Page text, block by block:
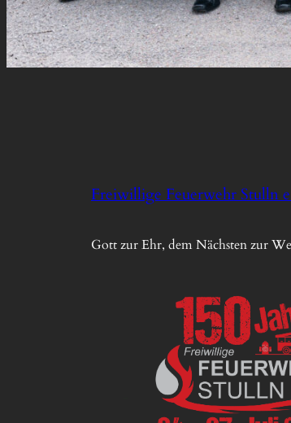
Freiwillige Feuerwehr Stulln
Gott zur Ehr, dem Nächsten zur